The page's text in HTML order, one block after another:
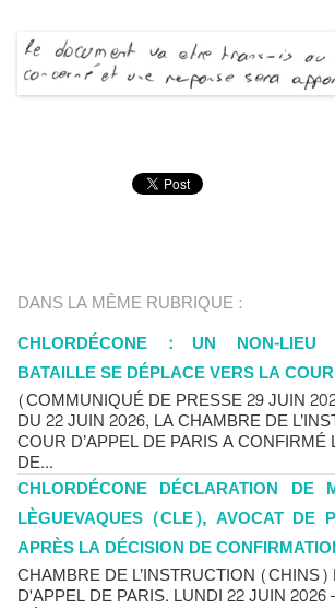
DANS LA MÊME RUBRIQUE :
CHLORDÉCONE : UN NON-LIEU
BATAILLE SE DÉPLACE VERS LA
(COMMUNIQUÉ DE PRESSE 29 JUIN
DU 22 JUIN 2026, LA CHAMBRE DE
COUR D’APPEL DE PARIS A CONFIRMÉ
DE...
CHLORDÉCONE DÉCLARATION DE
LÈGUEVAQUES (CLE), AVOCAT DE
APRÈS LA DÉCISION DE
CHAMBRE DE L’INSTRUCTION (CHINS)
D'APPEL DE PARIS. LUNDI 22 JUIN 2026